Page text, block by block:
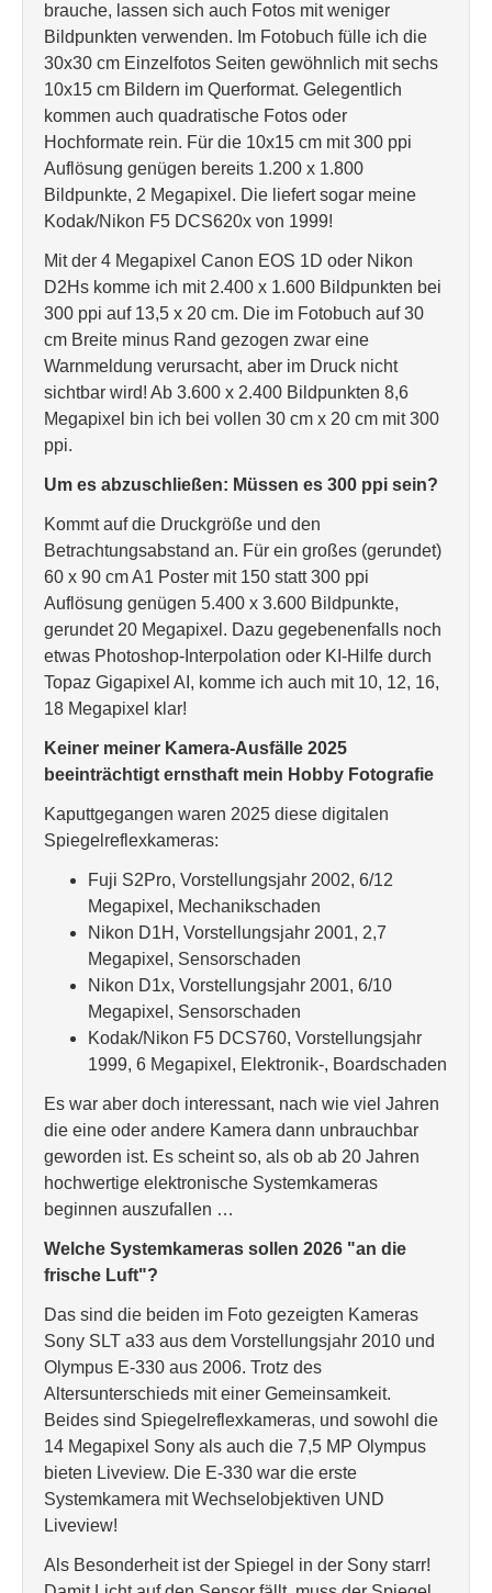
brauche, lassen sich auch Fotos mit weniger
Bildpunkten verwenden. Im Fotobuch fülle ich die
30x30 cm Einzelfotos Seiten gewöhnlich mit sechs
10x15 cm Bildern im Querformat. Gelegentlich
kommen auch quadratische Fotos oder
Hochformate rein. Für die 10x15 cm mit 300 ppi
Auflösung genügen bereits 1.200 x 1.800
Bildpunkte, 2 Megapixel. Die liefert sogar meine
Kodak/Nikon F5 DCS620x von 1999!
Mit der 4 Megapixel Canon EOS 1D oder Nikon
D2Hs komme ich mit 2.400 x 1.600 Bildpunkten bei
300 ppi auf 13,5 x 20 cm. Die im Fotobuch auf 30
cm Breite minus Rand gezogen zwar eine
Warnmeldung verursacht, aber im Druck nicht
sichtbar wird! Ab 3.600 x 2.400 Bildpunkten 8,6
Megapixel bin ich bei vollen 30 cm x 20 cm mit 300
ppi.
Um es abzuschließen: Müssen es 300 ppi sein?
Kommt auf die Druckgröße und den
Betrachtungsabstand an. Für ein großes (gerundet)
60 x 90 cm A1 Poster mit 150 statt 300 ppi
Auflösung genügen 5.400 x 3.600 Bildpunkte,
gerundet 20 Megapixel. Dazu gegebenenfalls noch
etwas Photoshop-Interpolation oder KI-Hilfe durch
Topaz Gigapixel AI, komme ich auch mit 10, 12, 16,
18 Megapixel klar!
Keiner meiner Kamera-Ausfälle 2025
beeinträchtigt ernsthaft mein Hobby Fotografie
Kaputtgegangen waren 2025 diese digitalen
Spiegelreflexkameras:
Fuji S2Pro, Vorstellungsjahr 2002, 6/12
Megapixel, Mechanikschaden
Nikon D1H, Vorstellungsjahr 2001, 2,7
Megapixel, Sensorschaden
Nikon D1x, Vorstellungsjahr 2001, 6/10
Megapixel, Sensorschaden
Kodak/Nikon F5 DCS760, Vorstellungsjahr
1999, 6 Megapixel, Elektronik-, Boardschaden
Es war aber doch interessant, nach wie viel Jahren
die eine oder andere Kamera dann unbrauchbar
geworden ist. Es scheint so, als ob ab 20 Jahren
hochwertige elektronische Systemkameras
beginnen auszufallen …
Welche Systemkameras sollen 2026 "an die
frische Luft"?
Das sind die beiden im Foto gezeigten Kameras
Sony SLT a33 aus dem Vorstellungsjahr 2010 und
Olympus E-330 aus 2006. Trotz des
Altersunterschieds mit einer Gemeinsamkeit.
Beides sind Spiegelreflexkameras, und sowohl die
14 Megapixel Sony als auch die 7,5 MP Olympus
bieten Liveview. Die E-330 war die erste
Systemkamera mit Wechselobjektiven UND
Liveview!
Als Besonderheit ist der Spiegel in der Sony starr!